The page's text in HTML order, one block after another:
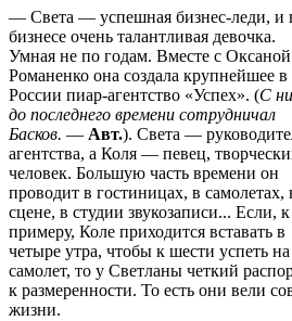
— Света — успешная бизнес-леди, и
бизнесе очень талантливая девочка.
Умная не по годам. Вместе с Оксаной
Романенко она создала крупнейшее в
России пиар-агентство «Успех». (С
до последнего времени сотрудничал
Басков. — Авт.). Света —
агентства, а Коля — певец,
человек. Большую часть времени он
проводит в гостиницах, в самолетах,
сцене, в студии звукозаписи... Если, к
примеру, Коле приходится вставать в
четыре утра, чтобы к шести успеть на
самолет, то у Светланы четкий
к размеренности. То есть они вели
жизни.